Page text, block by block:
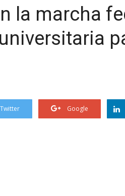
la marcha
Twitter Google